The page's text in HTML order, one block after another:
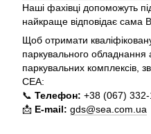
Наші фахівці допоможуть
найкраще відповідає
Щоб отримати
паркувального обладнання
паркувальних комплексів,
СЕА:
📞 Телефон: +38 (067)
📩 E-mail: gds@sea.com.ua